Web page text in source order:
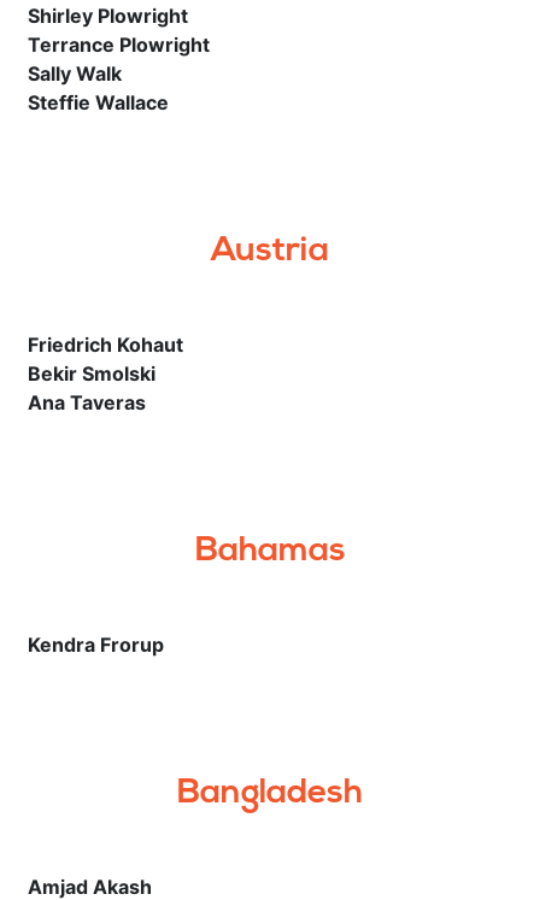
Shirley Plowright
Terrance Plowright
Sally Walk
Steffie Wallace
Austria
Friedrich Kohaut
Bekir Smolski
Ana Taveras
Bahamas
Kendra Frorup
Bangladesh
Amjad Akash